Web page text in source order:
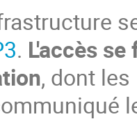
. L'accès
, dont